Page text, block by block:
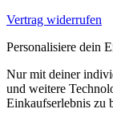
Vertrag widerrufen
Personalisiere dein
Nur mit deiner
und weitere
Einkaufserlebnis zu